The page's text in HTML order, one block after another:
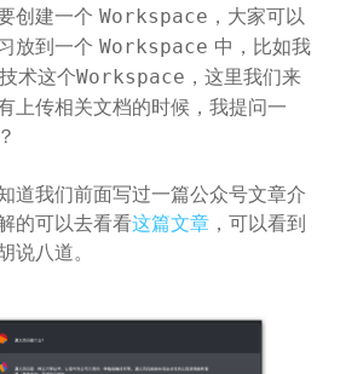
创建一个 Workspace ，大家可以
放到一个 Workspace 中，比如我
术这个Workspace ，这里我们来
上传相关文档的时候，我提问一
道我们前面写过一篇公众号文章介
的可以去看看这篇文章 ，可以看到
说八道。